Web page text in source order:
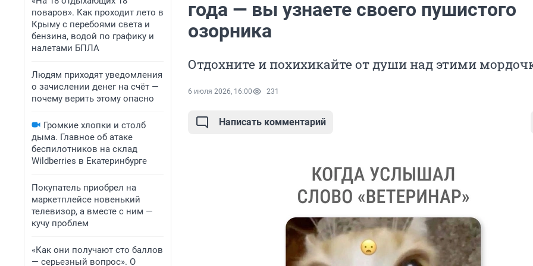
поваров». Как проходит лето в
Крыму с перебоями света и
бензина, водой по графику и
налетами БПЛА
Людям приходят уведомления
о зачислении денег на счёт —
почему верить этому опасно
Громкие хлопки и столб
дыма. Главное об атаке
беспилотников на склад
Wildberries в Екатеринбурге
Покупатель приобрел на
маркетплейсе новенький
телевизор, а вместе с ним —
кучу проблем
«Как они получают сто баллов
— серьезный вопрос». О
года — вы узнаете своего пушистого
озорника
Отдохните и похихикайте от души над этими
6 июля 2026, 16:00 231
Написать комментарий